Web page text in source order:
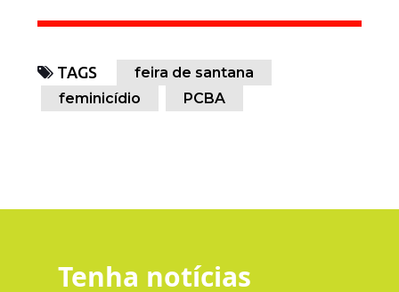
TAGS
feira de santana
feminicídio
PCBA
Tenha notícias